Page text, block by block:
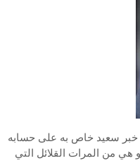
خبر سعيد خاص به على حسابه
من المرات القلائل التي